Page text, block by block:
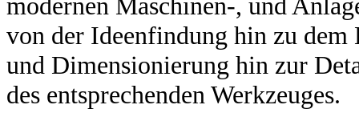
von der Ideenfindung hin zu dem
und Dimensionierung hin zur
des entsprechenden Werkzeuges.